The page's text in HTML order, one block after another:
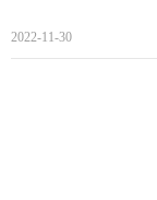
2022-11-30